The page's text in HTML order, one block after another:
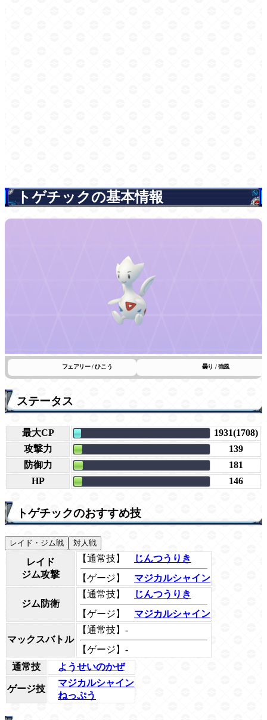
トゲチックの基本情報
フェアリー / ひこう 曇り / 強風
ステータス
最大CP
1931(1708)
攻撃力
139
防御力
181
HP
146
トゲチックのおすすめ技
レイド・ジム戦 対人戦
レイド
ジム攻撃
【通常技】
じんつうりき
【ゲージ】
マジカルシャイン
ジム防衛
【通常技】
じんつうりき
【ゲージ】
マジカルシャイン
マックスバトル
【通常技】-
【ゲージ】-
通常技
ようせいのかぜ
ゲージ技
マジカルシャイン
ねっぷう